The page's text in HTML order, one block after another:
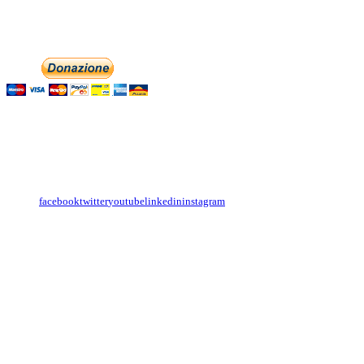
facebooktwitteryoutubelinkedininstagram
English
Italiano